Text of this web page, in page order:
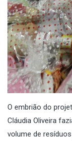
O embrião do
Cláudia Oliveira
volume de